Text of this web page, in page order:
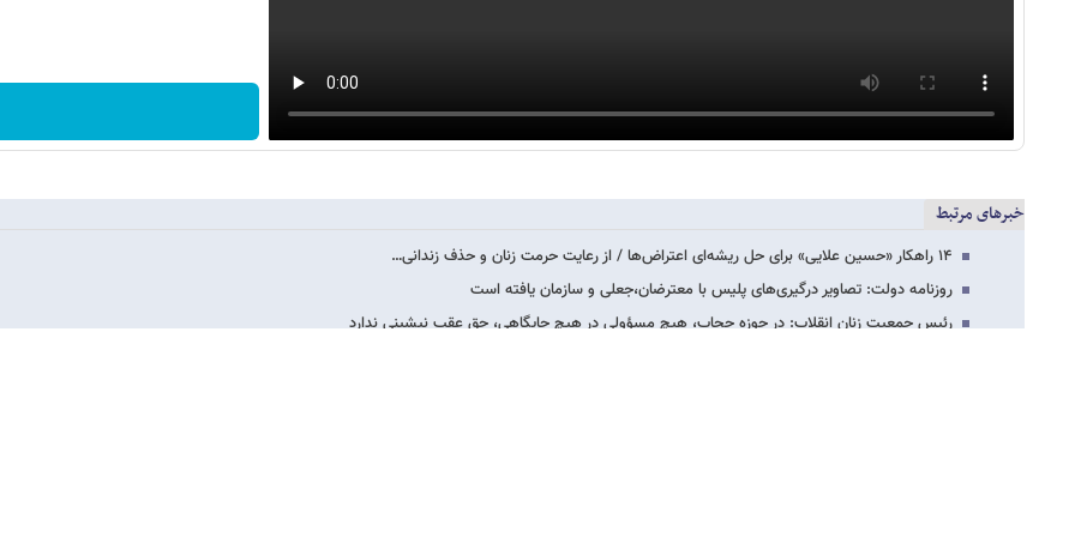
خبرهای مرتبط
۱۴ راهکار «حسین علایی» برای حل ریشه‌ای اعتراض‌ها / از رعایت حرمت زنان و حذف زندانی…
روزنامه دولت: تصاویر درگیری‌های پلیس با معترضان،جعلی و سازمان یافته است
رئیس جمعیت زنان انقلاب: در حوزه حجاب، هیچ مسؤولی در هیچ جایگاهی، حق عقب نیشینی ندارد